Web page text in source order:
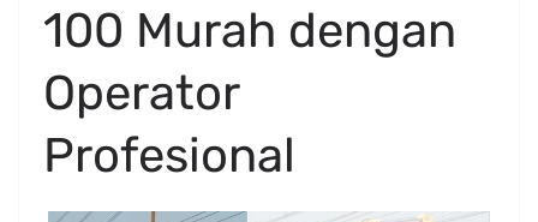
100 Murah dengan
Operator
Profesional